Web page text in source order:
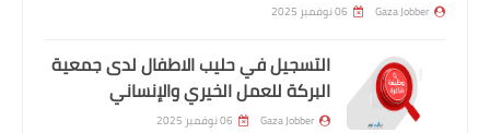
Gaza Jobber 06 نوفمبر 2025
التسجيل في حليب الاطفال لدى جمعية
البركة للعمل الخيري والإنساني
Gaza Jobber 06 نوفمبر 2025